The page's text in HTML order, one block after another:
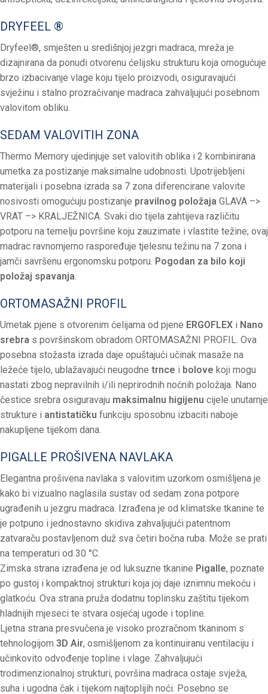
DRYFEEL ®
Dryfeel®, smješten u središnjoj jezgri madraca, mreža je
dizajnirana da ponudi otvorenu ćelijsku strukturu koja omogućuje
brzo izbacivanje vlage koju tijelo proizvodi, osiguravajući
svježinu i stalno prozračivanje madraca zahvaljujući posebnom
valovitom obliku.
SEDAM VALOVITIH ZONA
Thermo Memory ujedinjuje set valovitih oblika i 2 kombinirana
umetka za postizanje maksimalne udobnosti. Upotrijebljeni
materijali i posebna izrada sa 7 zona diferencirane valovite
nosivosti omogućuju postizanje pravilnog položaja GLAVA –>
VRAT –> KRALJEŽNICA. Svaki dio tijela zahtijeva različitu
potporu na temelju površine koju zauzimate i vlastite težine; ovaj
madrac ravnomjerno raspoređuje tjelesnu težinu na 7 zona i
jamči savršenu ergonomsku potporu. Pogodan za bilo koji
položaj spavanja
ORTOMASAŽNI PROFIL
Umetak pjene s otvorenim ćelijama od pjene ERGOFLEX i Nano
srebra s površinskom obradom ORTOMASAŽNI PROFIL. Ova
posebna stožasta izrada daje opuštajući učinak masaže na
ležeće tijelo, ublažavajući neugodne trnce i bolove koji mogu
nastati zbog nepravilnih i/ili neprirodnih noćnih položaja. Nano
čestice srebra osiguravaju maksimalnu higijenu cijele unutarnje
strukture i antistatičku funkciju sposobnu izbaciti naboje
nakupljene tijekom dana.
PIGALLE PROŠIVENA NAVLAKA
Elegantna prošivena navlaka s valovitim uzorkom osmišljena je
kako bi vizualno naglasila sustav od sedam zona potpore
ugrađenih u jezgru madraca. Izrađena je od klimatske tkanine te
je potpuno i jednostavno skidiva zahvaljujući patentnom
zatvaraču postavljenom duž sva četiri bočna ruba. Može se prati
na temperaturi od 30 °C.
Zimska strana izrađena je od luksuzne tkanine Pigalle, poznate
po gustoj i kompaktnoj strukturi koja joj daje iznimnu mekoću i
glatkoću. Ova strana pruža dodatnu toplinsku zaštitu tijekom
hladnijih mjeseci te stvara osjećaj ugode i topline.
Ljetna strana presvučena je visoko prozračnom tkaninom s
tehnologijom 3D Air, osmišljenom za kontinuiranu ventilaciju i
učinkovito odvođenje topline i vlage. Zahvaljujući
trodimenzionalnoj strukturi, površina madraca ostaje svježa,
suha i ugodna čak i tijekom najtoplijih noći. Posebno se